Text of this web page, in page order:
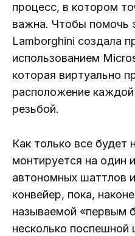
процесс, в котором
важна. Чтобы помочь
Lamborghini создала
использованием
которая виртуально
расположение каждой
резьбой.
Как только все будет
монтируется на один
автономных шаттлов
конвейер, пока,
называемой «первым
несколько поспешной